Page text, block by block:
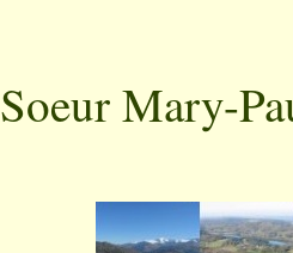
Soeur Mary-